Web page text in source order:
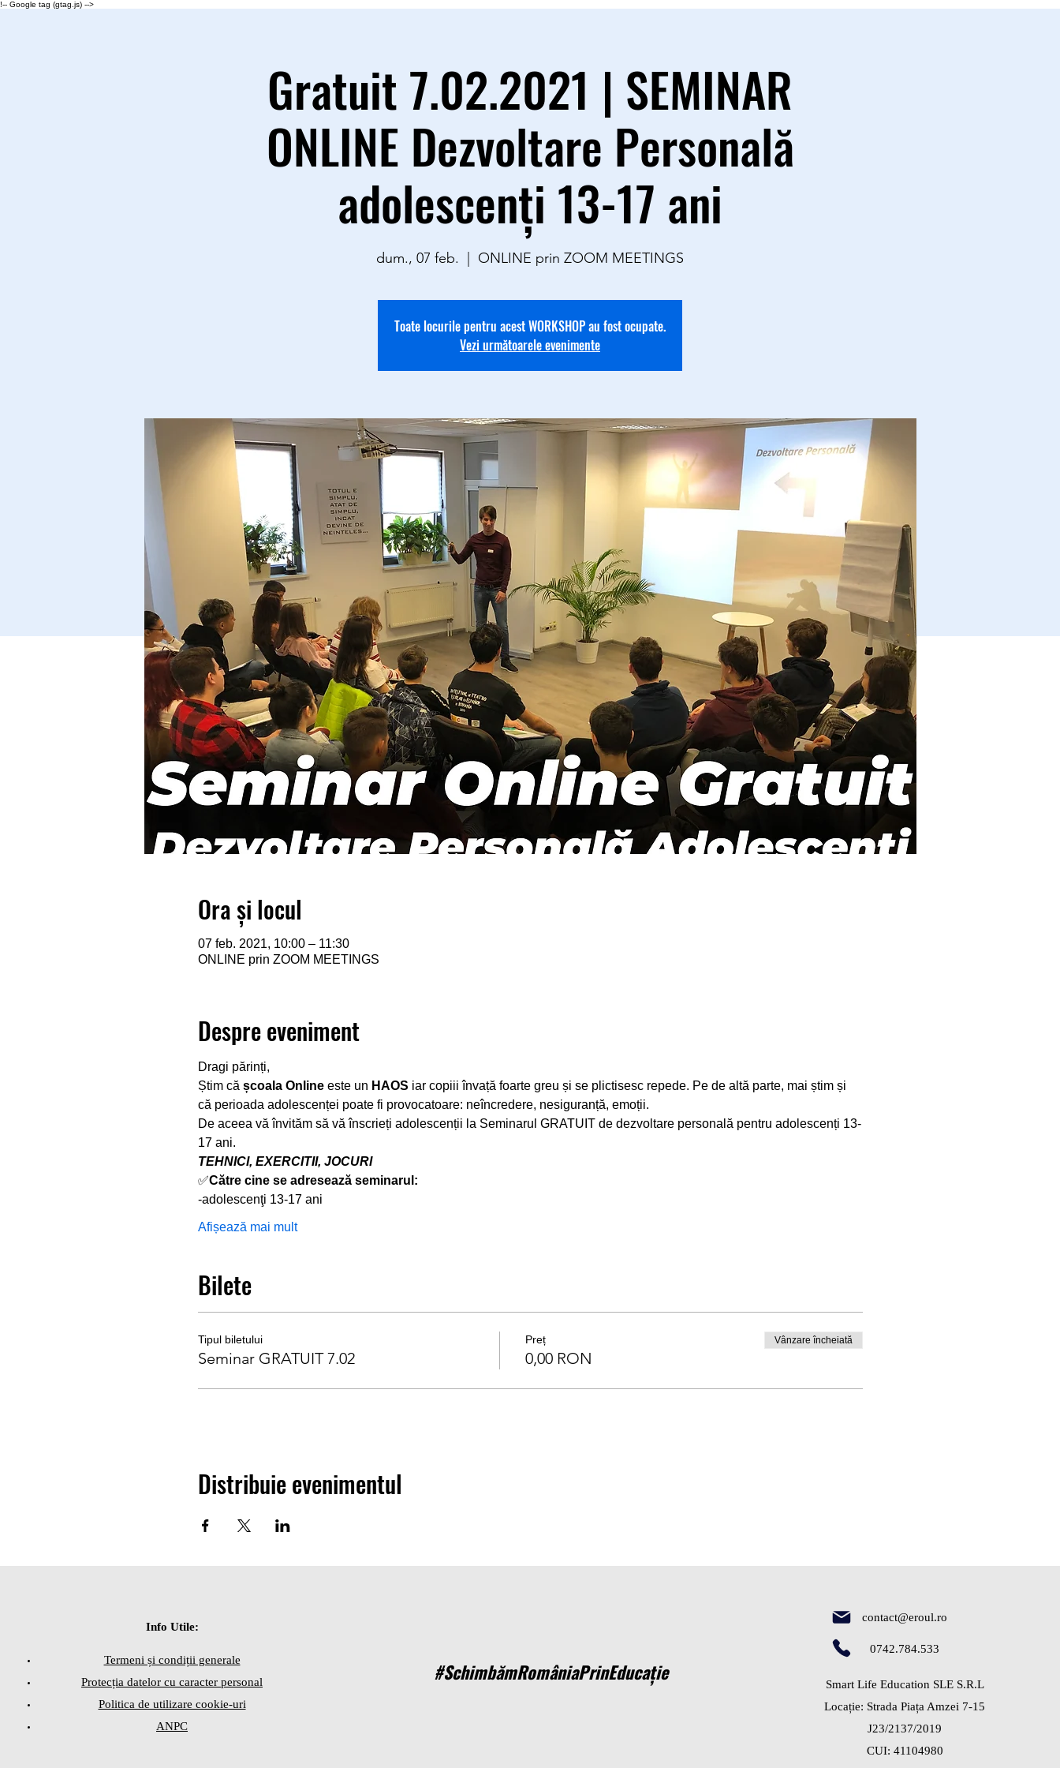
!-- Google tag (gtag.js) -->
Gratuit 7.02.2021 | SEMINAR
ONLINE Dezvoltare Personală
adolescenţi 13-17 ani
dum., 07 feb. ONLINE prin ZOOM MEETINGS
Toate locurile pentru acest WORKSHOP au fost ocupate.
Vezi următoarele evenimente
Ora și locul
07 feb. 2021, 10:00 – 11:30
ONLINE prin ZOOM MEETINGS
Despre eveniment
Dragi părinți,
Știm că școala Online este un HAOS iar copiii învață foarte greu și se plictisesc repede. Pe de altă parte, mai știm și
că perioada adolescenței poate fi provocatoare: neîncredere, nesiguranță, emoții.
De aceea vă învităm să vă înscrieți adolescenții la Seminarul GRATUIT de dezvoltare personală pentru adolescenți 13-
17 ani.
TEHNICI, EXERCITII, JOCURI
✅Către cine se adresează seminarul:
-adolescenţi 13-17 ani
Afișează mai mult
Bilete
Tipul biletului
Seminar GRATUIT 7.02
Preț
0,00 RON
Vânzare încheiată
Distribuie evenimentul
Info Utile:
Termeni și condiții generale
Protecția datelor cu caracter personal
Politica de utilizare cookie-uri
ANPC
#SchimbămRomâniaPrinEducație
contact@eroul.ro
0742.784.533
Smart Life Education SLE S.R.L
Locație: Strada Piața Amzei 7-15
J23/2137/2019
CUI: 41104980